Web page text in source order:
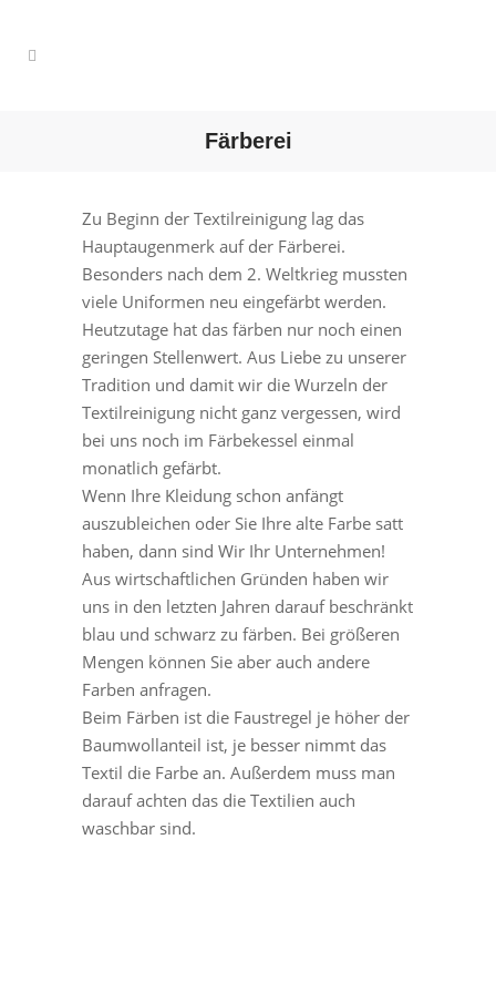
Färberei
Zu Beginn der Textilreinigung lag das
Hauptaugenmerk auf der Färberei.
Besonders nach dem 2. Weltkrieg mussten
viele Uniformen neu eingefärbt werden.
Heutzutage hat das färben nur noch einen
geringen Stellenwert. Aus Liebe zu unserer
Tradition und damit wir die Wurzeln der
Textilreinigung nicht ganz vergessen, wird
bei uns noch im Färbekessel einmal
monatlich gefärbt.
Wenn Ihre Kleidung schon anfängt
auszubleichen oder Sie Ihre alte Farbe satt
haben, dann sind Wir Ihr Unternehmen!
Aus wirtschaftlichen Gründen haben wir
uns in den letzten Jahren darauf beschränkt
blau und schwarz zu färben. Bei größeren
Mengen können Sie aber auch andere
Farben anfragen.
Beim Färben ist die Faustregel je höher der
Baumwollanteil ist, je besser nimmt das
Textil die Farbe an. Außerdem muss man
darauf achten das die Textilien auch
waschbar sind.